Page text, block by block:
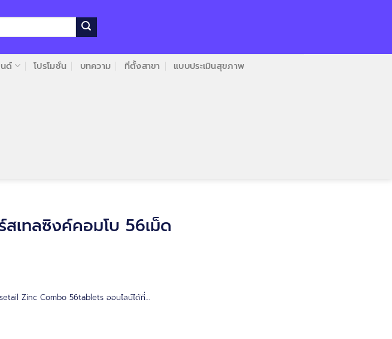
ด์ โปรโมชั่น บทความ ที่ตั้งสาขา แบบประเมินสุขภาพ
สเทลซิงค์คอมโบ 56เม็ด
Zinc Combo 56tablets ออนไลน์ได้ที่…